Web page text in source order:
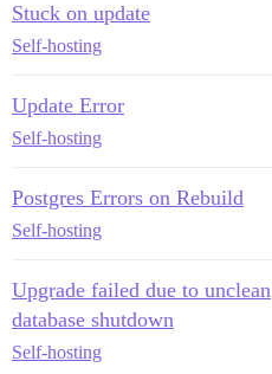
Stuck on update
Self-hosting
Update Error
Self-hosting
Postgres Errors on Rebuild
Self-hosting
Upgrade failed due to unclean
database shutdown
Self-hosting